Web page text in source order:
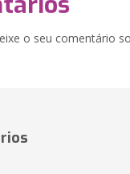
o seu comentário